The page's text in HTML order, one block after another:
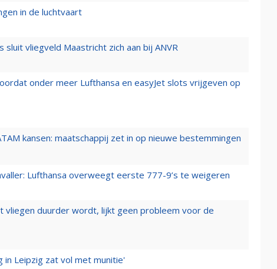
in de luchtvaart
sluit vliegveld Maastricht zich aan bij ANVR
onder meer Lufthansa en easyJet slots vrijgeven op
kansen: maatschappij zet in op nieuwe bestemmingen
Lufthansa overweegt eerste 777-9’s te weigeren
vliegen duurder wordt, lijkt geen probleem voor de
in Leipzig zat vol met munitie'